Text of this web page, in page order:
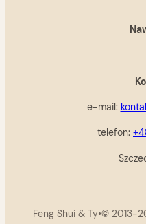
e-mail:
telefon:
Feng Shui & Ty•© 2013-